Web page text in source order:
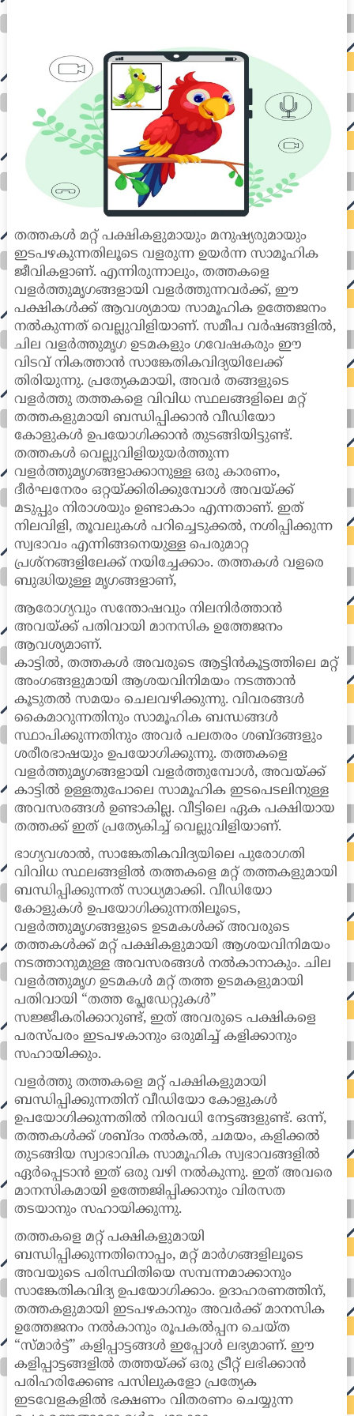
തത്തകൾ മറ്റ് പക്ഷികളുമായും മനുഷ്യരുമായും
ഇടപഴകുന്നതിലൂടെ വളരുന്ന ഉയർന്ന സാമൂഹിക
ജീവികളാണ്. എന്നിരുന്നാലും, തത്തകളെ
വളർത്തുമൃഗങ്ങളായി വളർത്തുന്നവർക്ക്, ഈ
പക്ഷികൾക്ക് ആവശ്യമായ സാമൂഹിക ഉത്തേജനം
നൽകുന്നത് വെല്ലുവിളിയാണ്. സമീപ വർഷങ്ങളിൽ,
ചില വളർത്തുമൃഗ ഉടമകളും ഗവേഷകരും ഈ
വിടവ് നികത്താൻ സാങ്കേതികവിദ്യയിലേക്ക്
തിരിയുന്നു. പ്രത്യേകമായി, അവർ തങ്ങളുടെ
വളർത്തു തത്തകളെ വിവിധ സ്ഥലങ്ങളിലെ മറ്റ്
തത്തകളുമായി ബന്ധിപ്പിക്കാൻ വീഡിയോ
കോളുകൾ ഉപയോഗിക്കാൻ തുടങ്ങിയിട്ടുണ്ട്.
തത്തകൾ വെല്ലുവിളിയുയർത്തുന്ന
വളർത്തുമൃഗങ്ങളാക്കാനുള്ള ഒരു കാരണം,
ദീർഘനേരം ഒറ്റയ്ക്കിരിക്കുമ്പോൾ അവയ്ക്ക്
മടുപ്പും നിരാശയും ഉണ്ടാകാം എന്നതാണ്. ഇത്
നിലവിളി, തൂവലുകൾ പറിച്ചെടുക്കൽ, നശിപ്പിക്കുന്ന
സ്വഭാവം എന്നിങ്ങനെയുള്ള പെരുമാറ്റ
പ്രശ്നങ്ങളിലേക്ക് നയിച്ചേക്കാം. തത്തകൾ വളരെ
ബുദ്ധിയുള്ള മൃഗങ്ങളാണ്,
ആരോഗ്യവും സന്തോഷവും നിലനിർത്താൻ
അവയ്ക്ക് പതിവായി മാനസിക ഉത്തേജനം
ആവശ്യമാണ്.
കാട്ടിൽ, തത്തകൾ അവരുടെ ആട്ടിൻകൂട്ടത്തിലെ മറ്റ്
അംഗങ്ങളുമായി ആശയവിനിമയം നടത്താൻ
കൂടുതൽ സമയം ചെലവഴിക്കുന്നു. വിവരങ്ങൾ
കൈമാറുന്നതിനും സാമൂഹിക ബന്ധങ്ങൾ
സ്ഥാപിക്കുന്നതിനും അവർ പലതരം ശബ്ദങ്ങളും
ശരീരഭാഷയും ഉപയോഗിക്കുന്നു. തത്തകളെ
വളർത്തുമൃഗങ്ങളായി വളർത്തുമ്പോൾ, അവയ്ക്ക്
കാട്ടിൽ ഉള്ളതുപോലെ സാമൂഹിക ഇടപെടലിനുള്ള
അവസരങ്ങൾ ഉണ്ടാകില്ല. വീട്ടിലെ ഏക പക്ഷിയായ
തത്തക്ക് ഇത് പ്രത്യേകിച്ച് വെല്ലുവിളിയാണ്.
ഭാഗ്യവശാൽ, സാങ്കേതികവിദ്യയിലെ പുരോഗതി
വിവിധ സ്ഥലങ്ങളിൽ തത്തകളെ മറ്റ് തത്തകളുമായി
ബന്ധിപ്പിക്കുന്നത് സാധ്യമാക്കി. വീഡിയോ
കോളുകൾ ഉപയോഗിക്കുന്നതിലൂടെ,
വളർത്തുമൃഗങ്ങളുടെ ഉടമകൾക്ക് അവരുടെ
തത്തകൾക്ക് മറ്റ് പക്ഷികളുമായി ആശയവിനിമയം
നടത്താനുമുള്ള അവസരങ്ങൾ നൽകാനാകും. ചില
വളർത്തുമൃഗ ഉടമകൾ മറ്റ് തത്ത ഉടമകളുമായി
പതിവായി “തത്ത പ്ലേഡേറ്റുകൾ”
സജ്ജീകരിക്കാറുണ്ട്, ഇത് അവരുടെ പക്ഷികളെ
പരസ്പരം ഇടപഴകാനും ഒരുമിച്ച് കളിക്കാനും
സഹായിക്കും.
വളർത്തു തത്തകളെ മറ്റ് പക്ഷികളുമായി
ബന്ധിപ്പിക്കുന്നതിന് വീഡിയോ കോളുകൾ
ഉപയോഗിക്കുന്നതിൽ നിരവധി നേട്ടങ്ങളുണ്ട്. ഒന്ന്,
തത്തകൾക്ക് ശബ്ദം നൽകൽ, ചമയം, കളിക്കൽ
തുടങ്ങിയ സ്വാഭാവിക സാമൂഹിക സ്വഭാവങ്ങളിൽ
ഏർപ്പെടാൻ ഇത് ഒരു വഴി നൽകുന്നു. ഇത് അവരെ
മാനസികമായി ഉത്തേജിപ്പിക്കാനും വിരസത
തടയാനും സഹായിക്കുന്നു.
തത്തകളെ മറ്റ് പക്ഷികളുമായി
ബന്ധിപ്പിക്കുന്നതിനൊപ്പം, മറ്റ് മാർഗങ്ങളിലൂടെ
അവയുടെ പരിസ്ഥിതിയെ സമ്പന്നമാക്കാനും
സാങ്കേതികവിദ്യ ഉപയോഗിക്കാം. ഉദാഹരണത്തിന്,
തത്തകളുമായി ഇടപഴകാനും അവർക്ക് മാനസിക
ഉത്തേജനം നൽകാനും രൂപകൽപ്പന ചെയ്ത
“സ്മാർട്ട്” കളിപ്പാട്ടങ്ങൾ ഇപ്പോൾ ലഭ്യമാണ്. ഈ
കളിപ്പാട്ടങ്ങളിൽ തത്തയ്ക്ക് ഒരു ട്രീറ്റ് ലഭിക്കാൻ
പരിഹരിക്കേണ്ട പസിലുകളോ പ്രത്യേക
ഇടവേളകളിൽ ഭക്ഷണം വിതരണം ചെയ്യുന്ന